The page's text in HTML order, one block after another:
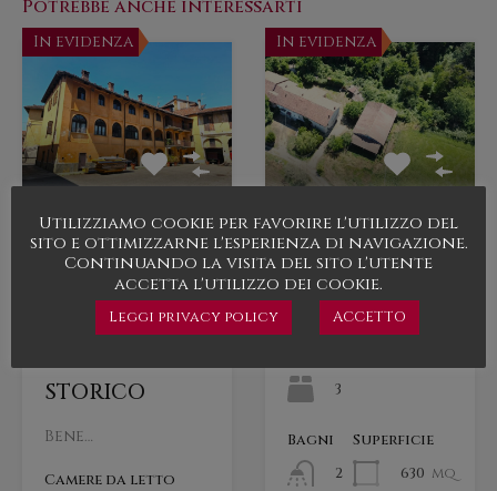
Potrebbe anche interessarti
In evidenza
GRANDE
APPARTAMENTO
ULTIMO PIANO
DI UN
PALAZZO
STORICO
Bene…
Camere da letto
In evidenza
CASALE CON
TERRENO
Bene…
3
Bagni
2
Superficie
630 mq
Utilizziamo cookie per favorire l'utilizzo del
sito e ottimizzarne l'esperienza di navigazione.
Continuando la visita del sito l'utente
accetta l'utilizzo dei cookie.
Leggi privacy policy ACCETTO